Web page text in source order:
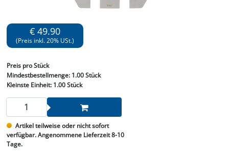
€ 49.90
(Preis inkl. 20% USt.)
Preis pro Stück
Mindestbestellmenge: 1.00 Stück
Kleinste Einheit:1.00 Stück
Artikel teilweise oder nicht sofort
verfügbar. Angenommene Lieferzeit 8-10
Tage.